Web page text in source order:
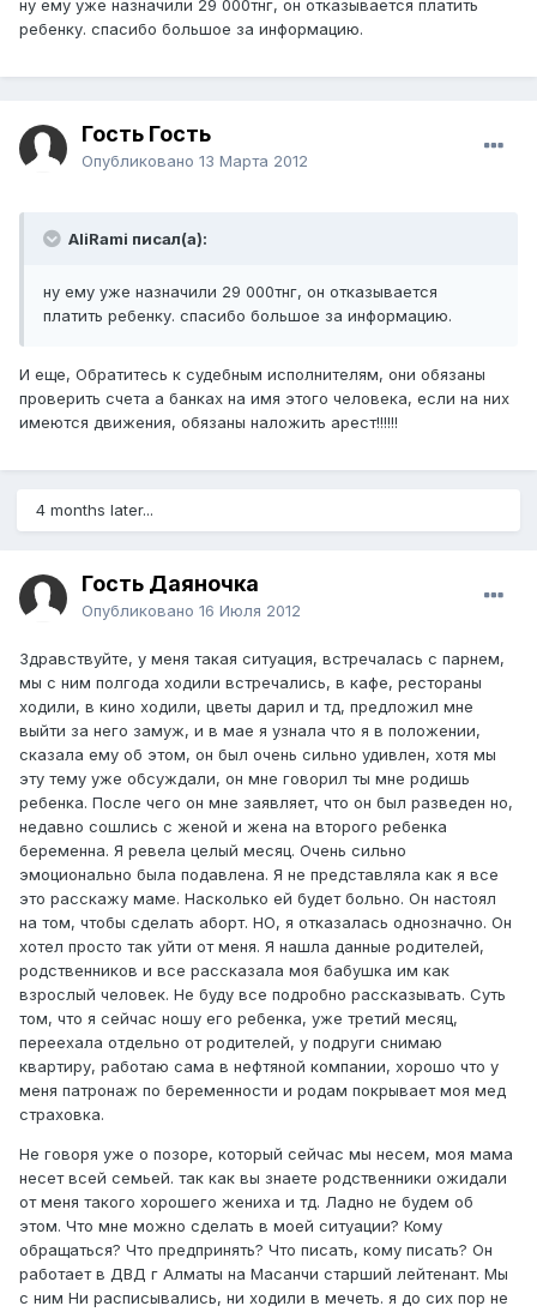
ну ему уже назначили 29 000тнг, он отказывается платить
ребенку. спасибо большое за информацию.
Гость Гость
Опубликовано 13 Марта 2012
AliRami писал(а):
ну ему уже назначили 29 000тнг, он отказывается
платить ребенку. спасибо большое за информацию.
И еще, Обратитесь к судебным исполнителям, они обязаны
проверить счета а банках на имя этого человека, если на них
имеются движения, обязаны наложить арест!!!!!!
4 months later...
Гость Даяночка
Опубликовано 16 Июля 2012
Здравствуйте, у меня такая ситуация, встречалась с парнем,
мы с ним полгода ходили встречались, в кафе, рестораны
ходили, в кино ходили, цветы дарил и тд, предложил мне
выйти за него замуж, и в мае я узнала что я в положении,
сказала ему об этом, он был очень сильно удивлен, хотя мы
эту тему уже обсуждали, он мне говорил ты мне родишь
ребенка. После чего он мне заявляет, что он был разведен но,
недавно сошлись с женой и жена на второго ребенка
беременна. Я ревела целый месяц. Очень сильно
эмоционально была подавлена. Я не представляла как я все
это расскажу маме. Насколько ей будет больно. Он настоял
на том, чтобы сделать аборт. НО, я отказалась однозначно. Он
хотел просто так уйти от меня. Я нашла данные родителей,
родственников и все рассказала моя бабушка им как
взрослый человек. Не буду все подробно рассказывать. Суть
том, что я сейчас ношу его ребенка, уже третий месяц,
переехала отдельно от родителей, у подруги снимаю
квартиру, работаю сама в нефтяной компании, хорошо что у
меня патронаж по беременности и родам покрывает моя мед
страховка.
Не говоря уже о позоре, который сейчас мы несем, моя мама
несет всей семьей. так как вы знаете родственники ожидали
от меня такого хорошего жениха и тд. Ладно не будем об
этом. Что мне можно сделать в моей ситуации? Кому
обращаться? Что предпринять? Что писать, кому писать? Он
работает в ДВД г Алматы на Масанчи старший лейтенант. Мы
с ним Ни расписывались, ни ходили в мечеть. я до сих пор не